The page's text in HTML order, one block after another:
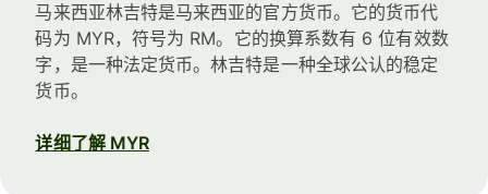
马来西亚林吉特是马来西亚的官方货币。它的货币代
码为 MYR，符号为 RM。它的换算系数有 6 位有效数
字，是一种法定货币。林吉特是一种全球公认的稳定
货币。
详细了解 MYR